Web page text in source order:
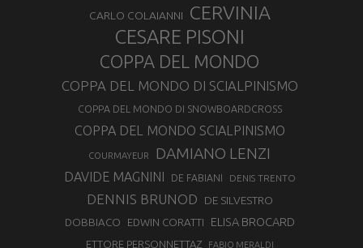
CARLO COLAIANNI CERVINIA
CESARE PISONI
COPPA DEL MONDO
COPPA DEL MONDO DI SCIALPINISMO
COPPA DEL MONDO DI SNOWBOARDCROSS
COPPA DEL MONDO SCIALPINISMO
COURMAYEUR DAMIANO LENZI
DAVIDE MAGNINI DE FABIANI DENIS TRENTO
DENNIS BRUNOD DE SILVESTRO
DOBBIACO EDWIN CORATTI ELISA BROCARD
ETTORE PERSONNETTAZ FABIO MERALDI